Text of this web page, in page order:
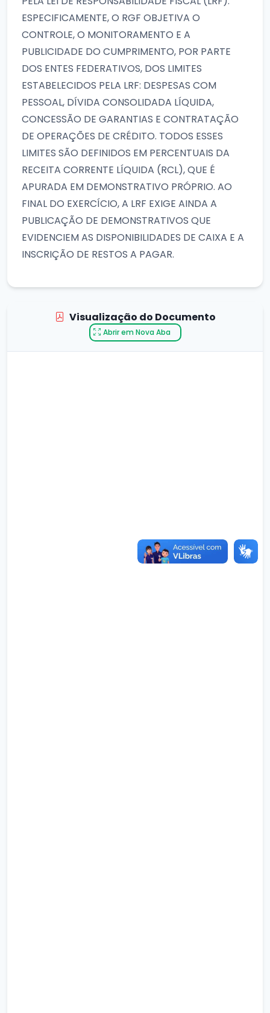
ESPECIFICAMENTE, O RGF OBJETIVA O
CONTROLE, O MONITORAMENTO E A
PUBLICIDADE DO CUMPRIMENTO, POR PARTE
DOS ENTES FEDERATIVOS, DOS LIMITES
ESTABELECIDOS PELA LRF: DESPESAS COM
PESSOAL, DÍVIDA CONSOLIDADA LÍQUIDA,
CONCESSÃO DE GARANTIAS E CONTRATAÇÃO
DE OPERAÇÕES DE CRÉDITO. TODOS ESSES
LIMITES SÃO DEFINIDOS EM PERCENTUAIS DA
RECEITA CORRENTE LÍQUIDA (RCL), QUE É
APURADA EM DEMONSTRATIVO PRÓPRIO. AO
FINAL DO EXERCÍCIO, A LRF EXIGE AINDA A
PUBLICAÇÃO DE DEMONSTRATIVOS QUE
EVIDENCIEM AS DISPONIBILIDADES DE CAIXA E A
INSCRIÇÃO DE RESTOS A PAGAR.
Visualização do Documento
Abrir em Nova Aba